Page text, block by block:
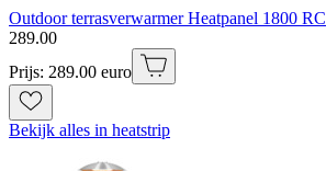
Outdoor terrasverwarmer Heatpanel 1800 RC
289.00
Prijs: 289.00 euro
Bekijk alles in heatstrip